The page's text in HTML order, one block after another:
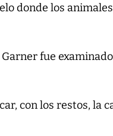
donde los
fue
con los restos, la